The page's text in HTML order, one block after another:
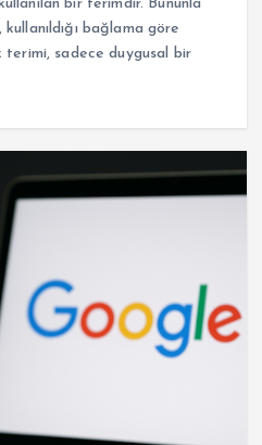
bir terimdir. Bununla
bağlama göre
terimi, sadece duygusal bir